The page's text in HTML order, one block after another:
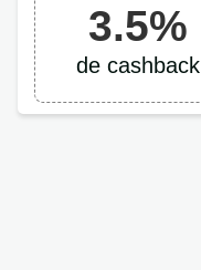
3.5%
de cashback